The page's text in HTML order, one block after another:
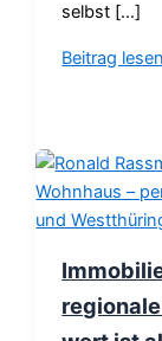
selbst […]
Beitrag